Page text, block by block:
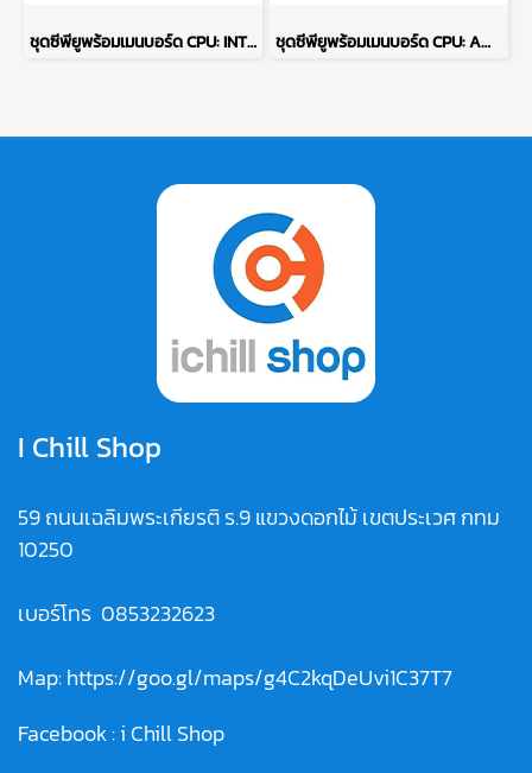
ชุดซีพียูพร้อมเมนบอร์ด CPU: INTEL CORE I5-11500 + MB: MSI H510M-A PRO P17677 ชุดซีพียูพร้อมเมนบอร์ด CPU: AMD RYZEN 5 8600G + MB: ASROCK B650M PG LIGHTNING P17691
I Chill Shop
59 ถนนเฉลิมพระเกียรติ ร.9 แขวงดอกไม้ เขตประเวศ กทม
10250
เบอร์โทร 0853232623
Map:https://goo.gl/maps/g4C2kqDeUvi1C37T7
Facebook :i Chill Shop